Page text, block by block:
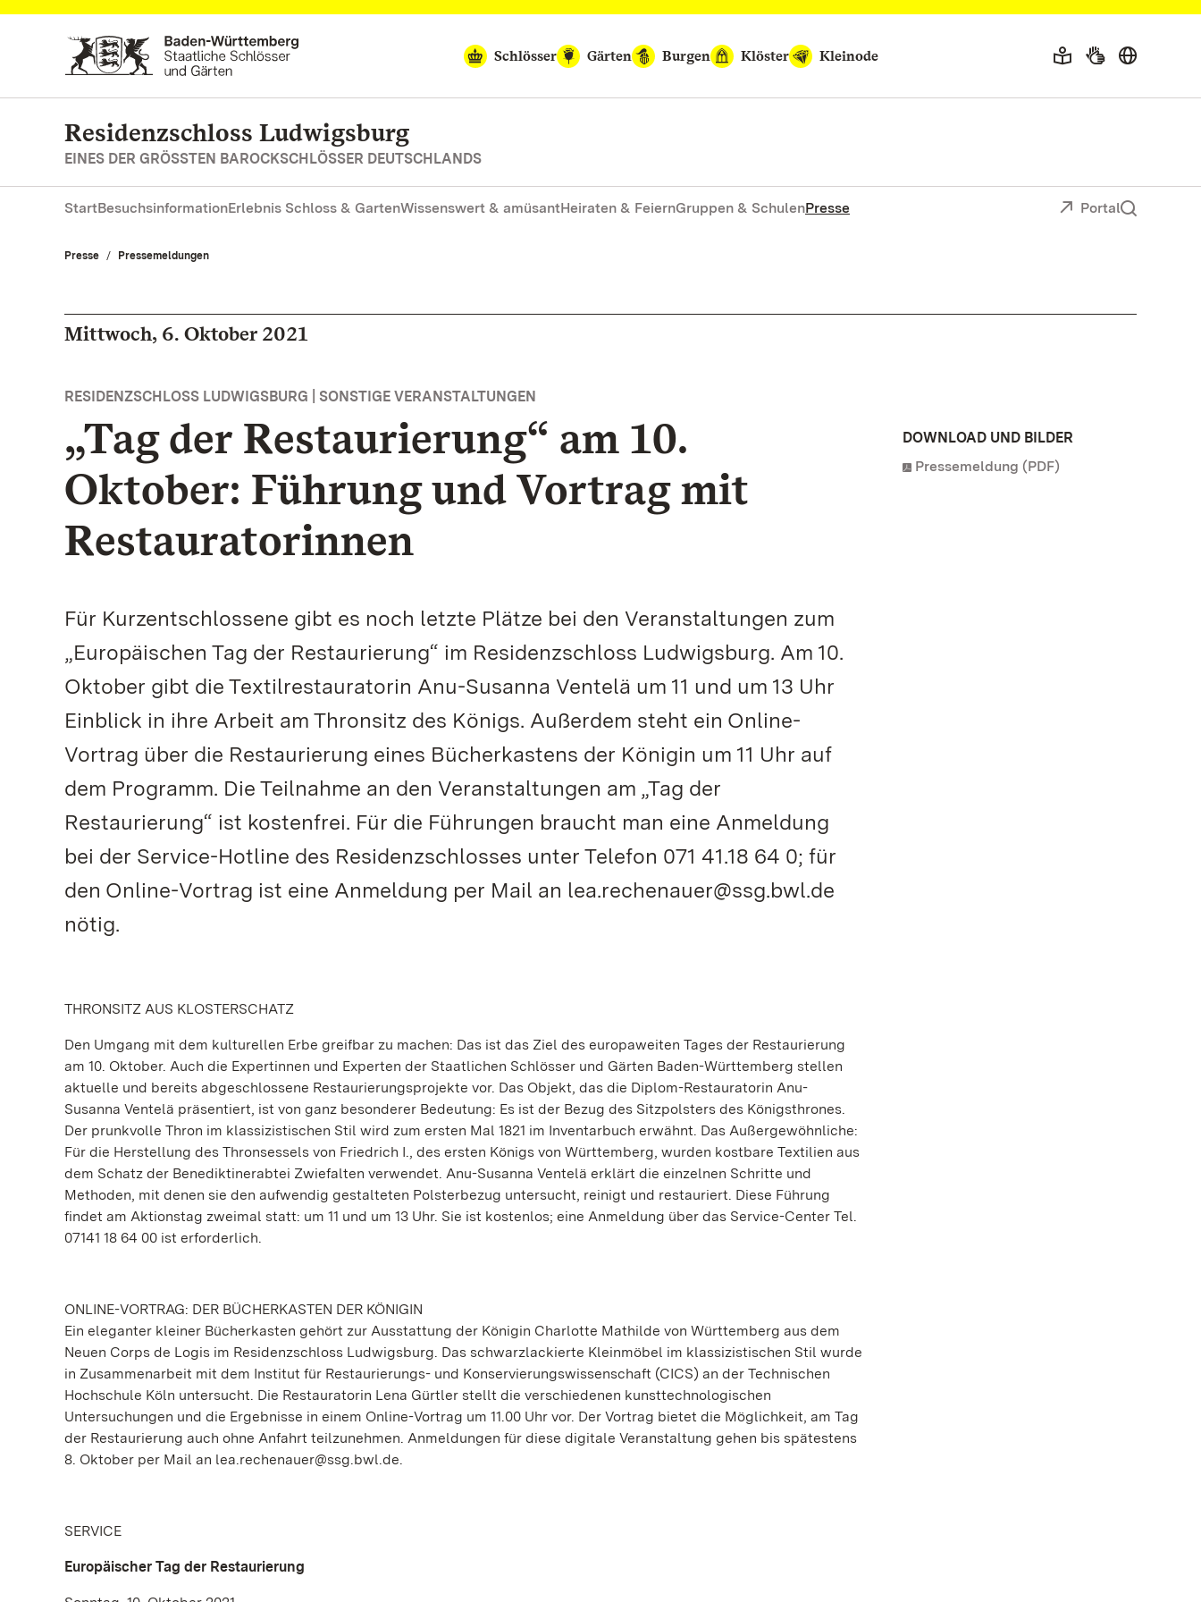
Zum Hauptinhalt springen
Schlösser
Gärten Burgen Klöster Kleinode
Residenzschloss Ludwigsburg
EINES DER GRÖSSTEN BAROCKSCHLÖSSER DEUTSCHLANDS
StartBesuchsinformationErlebnis Schloss & GartenWissenswert & amüsantHeiraten & FeiernGruppen & SchulenPresse Portal
Presse Pressemeldungen
Mittwoch, 6. Oktober 2021
RESIDENZSCHLOSS LUDWIGSBURG | SONSTIGE VERANSTALTUNGEN
„Tag der Restaurierung“ am 10.
Oktober: Führung und Vortrag mit
Restauratorinnen
Für Kurzentschlossene gibt es noch letzte Plätze bei den Veranstaltungen zum
„Europäischen Tag der Restaurierung“ im Residenzschloss Ludwigsburg. Am 10.
Oktober gibt die Textilrestauratorin Anu-Susanna Ventelä um 11 und um 13 Uhr
Einblick in ihre Arbeit am Thronsitz des Königs. Außerdem steht ein Online-
Vortrag über die Restaurierung eines Bücherkastens der Königin um 11 Uhr auf
dem Programm. Die Teilnahme an den Veranstaltungen am „Tag der
Restaurierung“ ist kostenfrei. Für die Führungen braucht man eine Anmeldung
bei der Service-Hotline des Residenzschlosses unter Telefon 071 41.18 64 0; für
den Online-Vortrag ist eine Anmeldung per Mail an lea.rechenauer@ssg.bwl.de
nötig.
THRONSITZ AUS KLOSTERSCHATZ
Den Umgang mit dem kulturellen Erbe greifbar zu machen: Das ist das Ziel des europaweiten Tages der Restaurierung
am 10. Oktober. Auch die Expertinnen und Experten der Staatlichen Schlösser und Gärten Baden-Württemberg stellen
aktuelle und bereits abgeschlossene Restaurierungsprojekte vor. Das Objekt, das die Diplom-Restauratorin Anu-
Susanna Ventelä präsentiert, ist von ganz besonderer Bedeutung: Es ist der Bezug des Sitzpolsters des Königsthrones.
Der prunkvolle Thron im klassizistischen Stil wird zum ersten Mal 1821 im Inventarbuch erwähnt. Das Außergewöhnliche:
Für die Herstellung des Thronsessels von Friedrich I., des ersten Königs von Württemberg, wurden kostbare Textilien aus
dem Schatz der Benediktinerabtei Zwiefalten verwendet. Anu-Susanna Ventelä erklärt die einzelnen Schritte und
Methoden, mit denen sie den aufwendig gestalteten Polsterbezug untersucht, reinigt und restauriert. Diese Führung
findet am Aktionstag zweimal statt: um 11 und um 13 Uhr. Sie ist kostenlos; eine Anmeldung über das Service-Center Tel.
07141 18 64 00 ist erforderlich.
ONLINE-VORTRAG: DER BÜCHERKASTEN DER KÖNIGIN
Ein eleganter kleiner Bücherkasten gehört zur Ausstattung der Königin Charlotte Mathilde von Württemberg aus dem
Neuen Corps de Logis im Residenzschloss Ludwigsburg. Das schwarzlackierte Kleinmöbel im klassizistischen Stil wurde
in Zusammenarbeit mit dem Institut für Restaurierungs- und Konservierungswissenschaft (CICS) an der Technischen
Hochschule Köln untersucht. Die Restauratorin Lena Gürtler stellt die verschiedenen kunsttechnologischen
Untersuchungen und die Ergebnisse in einem Online-Vortrag um 11.00 Uhr vor. Der Vortrag bietet die Möglichkeit, am Tag
der Restaurierung auch ohne Anfahrt teilzunehmen. Anmeldungen für diese digitale Veranstaltung gehen bis spätestens
8. Oktober per Mail an lea.rechenauer@ssg.bwl.de.
SERVICE
Europäischer Tag der Restaurierung
DOWNLOAD UND BILDER
Pressemeldung (PDF)